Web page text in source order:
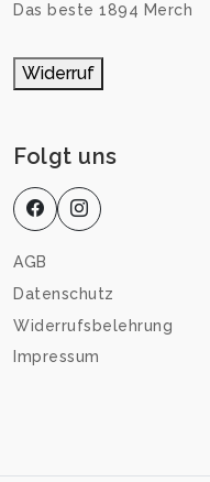
Das beste 1894 Merch
Widerruf
Folgt uns
AGB
Datenschutz
Widerrufsbelehrung
Impressum